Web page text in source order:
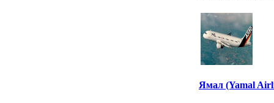
Ямал (Yamal